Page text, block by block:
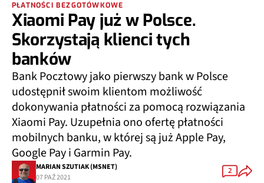
PŁATNOŚCI BEZGOTÓWKOWE
Xiaomi Pay już w Polsce.
Skorzystają klienci tych
banków
Bank Pocztowy jako pierwszy bank w Polsce
udostępnił swoim klientom możliwość
dokonywania płatności za pomocą rozwiązania
Xiaomi Pay. Uzupełnia ono ofertę płatności
mobilnych banku, w której są już Apple Pay,
Google Pay i Garmin Pay.
MARIAN SZUTIAK (MSNET)
07 PAŹ 2021
2